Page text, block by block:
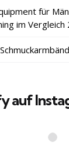
für
im Vergleich
auf